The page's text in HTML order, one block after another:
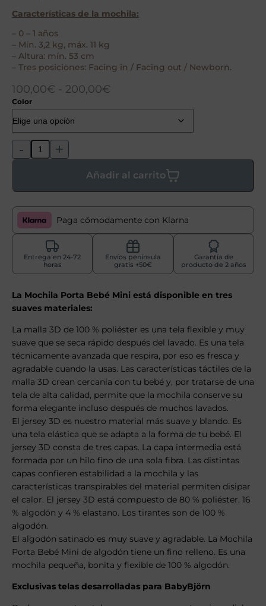
Características de la mochila:
– 0 – 1 años
– Mín. 3,2 kg, máx. 11 kg
– Altura: mín. 53 cm
– Tres posiciones: Facing in / Facing out / Newborn.
100,00€ - 200,00€
Color
- +
Añadir al carrito
Paga cómodamente con Klarna
Entrega en 24-72
horas
Envíos península
gratis +50€
Garantía de
producto de 2 años
La Mochila Porta Bebé Mini está disponible en tres
suaves materiales:
La malla 3D de 100 % poliéster es una tela flexible y muy
suave que se seca rápido después del lavado. Es una tela
técnicamente avanzada que respira, por eso es fresca y
agradable cuando la usas. Las características táctiles de la
malla 3D crean cercanía con tu bebé y, por tratarse de una
tela de alta calidad, permite que la mochila conserve su
forma elegante incluso después de muchos lavados.
El jersey 3D es nuestro material más suave y blando. Es
una tela elástica que se adapta a la forma de tu bebé. El
jersey 3D consta de tres capas. La capa intermedia está
formada por un hilo fino de una sola fibra. Las distintas
capas confieren estabilidad a la mochila y las
características transpirables del material permiten disipar
el calor. El jersey 3D está compuesto de 80 % poliéster, 16
% algodón y 4 % elastano. Los tirantes son de 100 %
algodón.
El algodón satinado es muy suave y agradable. La Mochila
Porta Bebé Mini de algodón tiene un fino relleno. Es una
mochila pequeña, bonita y flexible de 100 % algodón.
Exclusivas telas desarrolladas para BabyBjörn